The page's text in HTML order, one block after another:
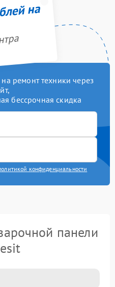
на
ремонт техники через
бессрочная скидка
конфиденциальности
панели